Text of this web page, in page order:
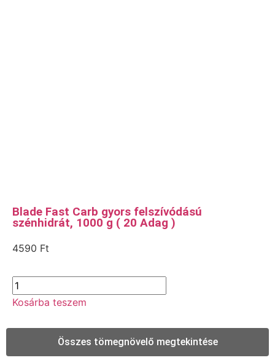
Blade Fast Carb gyors felszívódású
szénhidrát, 1000 g ( 20 Adag )
4590 Ft
Kosárba teszem
Összes tömegnövelő megtekintése